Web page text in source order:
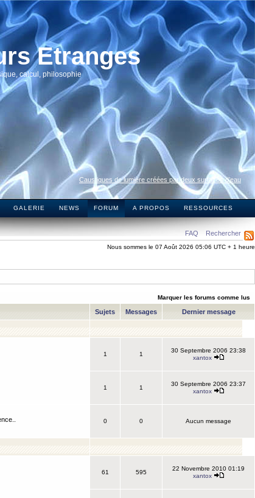
Etranges
calcul, philosophie
Caustiques de lumière créées par deux surfaces d’eau
GALERIE NEWS FORUM A PROPOS RESSOURCES
FAQ Rechercher
Nous sommes le 07 Août 2026 05:06 UTC + 1 heure
Marquer les forums comme lus
Sujets Messages Dernier message
1 1
30 Septembre 2006 23:38
xantox
1 1
30 Septembre 2006 23:37
xantox
0 0 Aucun message
61 595
22 Novembre 2010 01:19
xantox